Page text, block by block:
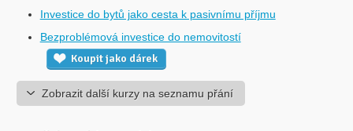
Investice do bytů jako cesta k pasivnímu příjmu
Bezproblémová investice do nemovitostí
Koupit jako dárek
Zobrazit další kurzy na seznamu přání